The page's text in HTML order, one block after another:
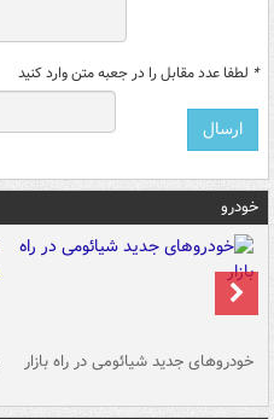
* لطفا عدد مقابل را در جعبه متن وارد کنید
خودرو
خودروهای جدید شیائومی در راه بازار